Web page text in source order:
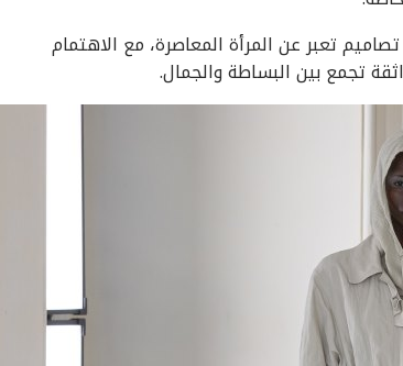
تعبر عن المرأة المعاصرة، مع الاهتمام
تجمع بين البساطة والجمال.